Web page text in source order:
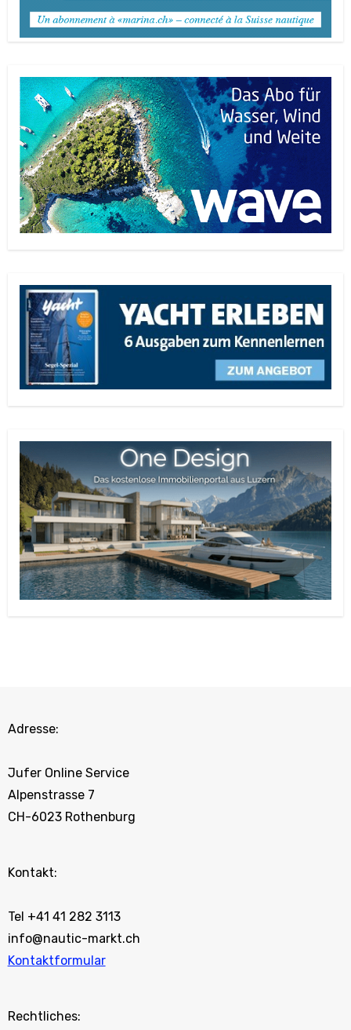
Adresse:
Jufer Online Service
Alpenstrasse 7
CH-6023 Rothenburg
Kontakt:
Tel +41 41 282 3113
info@nautic-markt.ch
Kontaktformular
Rechtliches: